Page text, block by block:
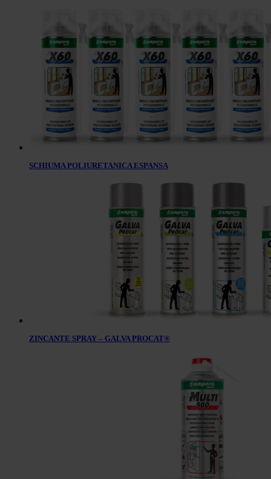
SCHIUMA POLIURETANICA ESPANSA
ZINCANTE SPRAY – GALVA PROCAT®